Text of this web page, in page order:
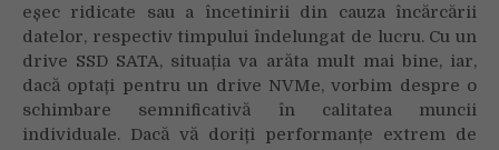
eșec ridicate sau a încetinirii din cauza încărcării
datelor, respectiv timpului îndelungat de lucru. Cu un
drive SSD SATA, situația va arăta mult mai bine, iar,
dacă optați pentru un drive NVMe, vorbim despre o
schimbare semnificativă în calitatea muncii
individuale. Dacă vă doriți performanțe extrem de